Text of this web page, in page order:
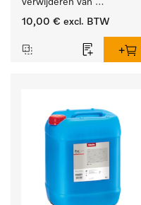
verwijderen van
hardnekkige kalkaanslag.
10,00 € excl. BTW